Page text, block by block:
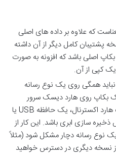
که علاوه بر داده های اصلی
پشتیبان کامل دیگر از آن داشته
اصلی باشد که افزونه به صورت
کپی از آن.
همگی روی یک نوع رسانه
بکاپ روی هارد دیسک سرور
شماست، دیگری باید روی یک هارد اکسترنال، یک حافظه USB یا
سازی ابری باشد. این کار از
نوع رسانه دچار مشکل شود (مثلاً
نسخه دیگری در دسترس خواهید